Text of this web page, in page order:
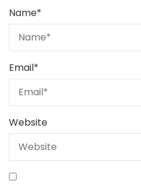
Name*
Email*
Website